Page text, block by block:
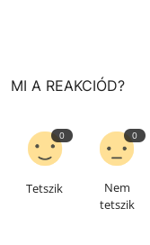
MI A REAKCIÓD?
0
Tetszik
0
Nem
tetszik